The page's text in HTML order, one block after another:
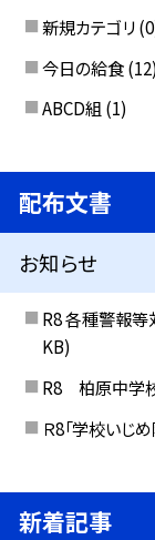
新規カテゴリ
今日の給食 (12)
ABCD組 (1)
配布文書
お知らせ
R8 各種警報等
KB)
R8 柏原中学
Ｒ8「学校いじ
新着記事